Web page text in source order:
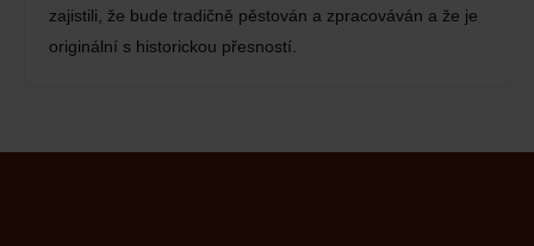
zajistili, že bude tradičně pěstován a zpracováván a že je
originální s historickou přesností.